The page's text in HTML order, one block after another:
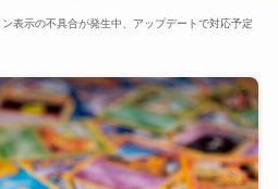
表示の不具合が発生中、アップデートで対応予定